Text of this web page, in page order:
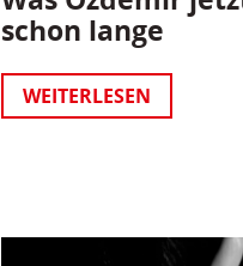
schon lange
WEITERLESEN